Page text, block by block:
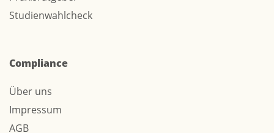
Studienwahlcheck
Compliance
Über uns
Impressum
AGB